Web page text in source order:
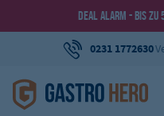
DEAL ALARM - BIS ZU
0231 1772630